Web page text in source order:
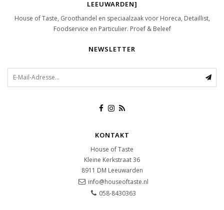
LEEUWARDEN]
House of Taste, Groothandel en speciaalzaak voor Horeca, Detaillist,
Foodservice en Particulier. Proef & Beleef
NEWSLETTER
KONTAKT
House of Taste
Kleine Kerkstraat 36
8911 DM Leeuwarden
info@houseoftaste.nl
058-8430363